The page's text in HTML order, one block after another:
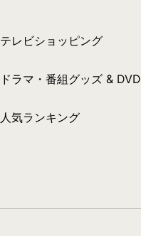
テレビショッピング
ドラマ・番組グッズ & DVD
人気ランキング